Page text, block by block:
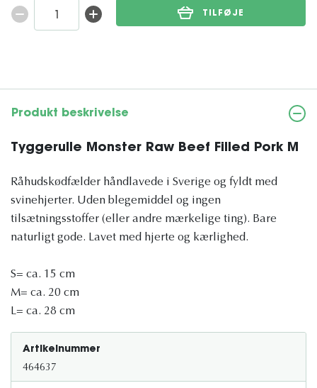
TILFØJE
Produkt beskrivelse
Tyggerulle Monster Raw Beef Filled Pork M
Råhudskødfælder håndlavede i Sverige og fyldt med
svinehjerter. Uden blegemiddel og ingen
tilsætningsstoffer (eller andre mærkelige ting). Bare
naturligt gode. Lavet med hjerte og kærlighed.
S= ca. 15 cm
M= ca. 20 cm
L= ca. 28 cm
Artikelnummer
464637